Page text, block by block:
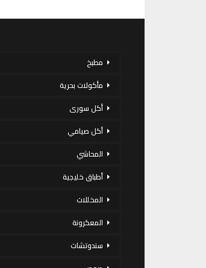
مطبخ
مأكولات بحرية
أكل سورى
أكل صيامي
المحاشي
أطباق خليجية
المخللات
المعكرونة
سندوتشات